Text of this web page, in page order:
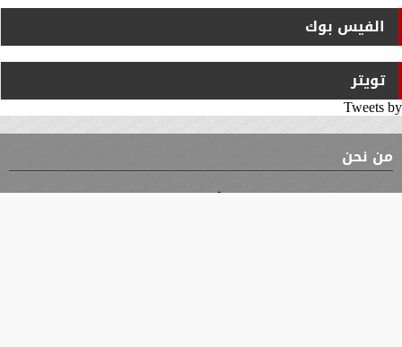
الفيس بوك
تويتر
Tweets by
من نحن